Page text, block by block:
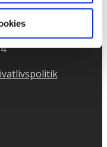
kl. 10 - 13